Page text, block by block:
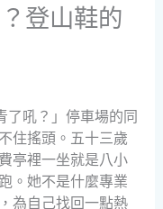
登山鞋的
了吼？」停車場的同
住搖頭。五十三歲
亭裡一坐就是八小
。她不是什麼專業
為自己找回一點熱